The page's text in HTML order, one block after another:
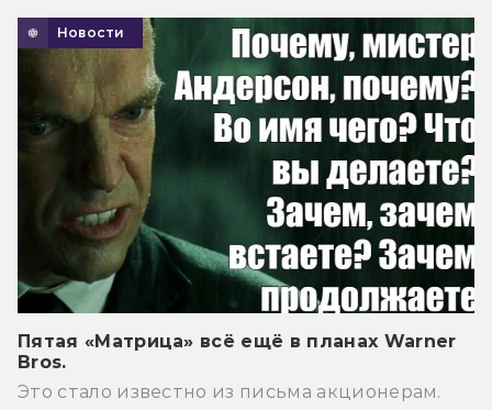
Новости
Пятая «Матрица» всё ещё в планах Warner
Bros.
Это стало известно из письма акционерам.